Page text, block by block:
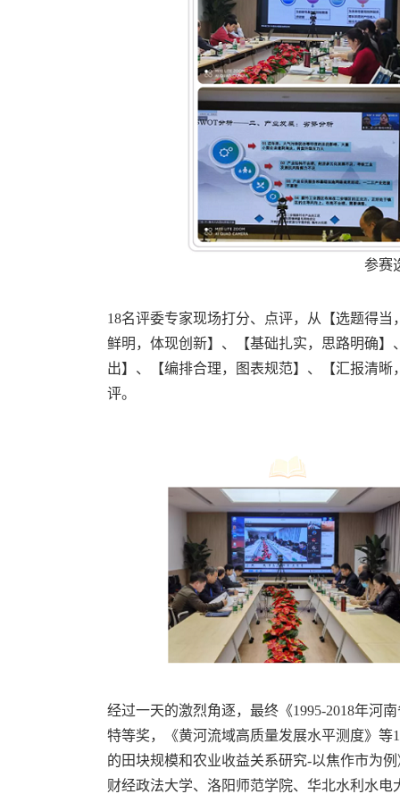
参赛
18名评委专家现场打分、点评，从【选题得
鲜明，体现创新】、【基础扎实，思路明确
出】、【编排合理，图表规范】、【汇报清
评。
经过一天的激烈角逐，最终《1995-2018年河
特等奖，《黄河流域高质量发展水平测度》
的田块规模和农业收益关系研究-以焦作市为
财经政法大学、洛阳师范学院、华北水利水